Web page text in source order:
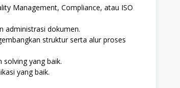
Management, Compliance, atau ISO
administrasi dokumen.
struktur serta alur proses
solving yang baik.
yang baik.